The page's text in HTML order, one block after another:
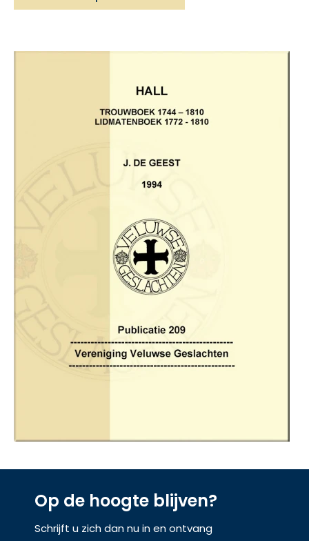
Op de hoogte blijven?
Schrijft u zich dan nu in en ontvang